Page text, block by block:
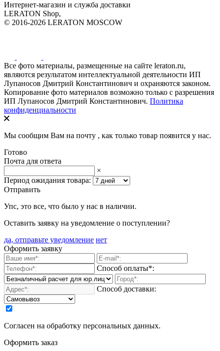
Интернет-магазин и служба доставки
LERATON Shop,
© 2016-2026 LERATON MOSCOW
Все фото материалы, размещенные на сайте leraton.ru,
являются результатом интеллектуальной деятельности ИП
Лупаносов Дмитрий Константинович и охраняются законом.
Копирование фото материалов возможно только с разрешения
ИП Лупаносов Дмитрий Константинович. Политика
конфиденциальности
Мы сообщим Вам на почту , как только товар появится у нас.
Готово
Почта для ответа
×
Период ожидания товара:
Отправить
Упс, это все, что было у нас в наличии.
Оставить заявку на уведомление о поступлении?
да, отправьте уведомление нет
Оформить заявку
Способ оплаты*:
Способ доставки:
Согласен на обработку персональных данных.
Оформить заказ